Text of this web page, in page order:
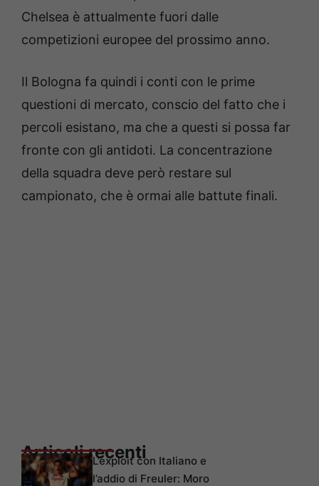
Chelsea è attualmente fuori dalle
competizioni europee del prossimo anno.
Il Bologna fa quindi i conti con le prime
questioni di mercato, conscio del fatto che i
percoli esistano, ma che a questi si possa far
fronte con gli antidoti. La concentrazione
della squadra deve però restare sul
campionato, che è ormai alle battute finali.
Articoli recentiL’exploit con Italiano e
l’addio di Freuler: Moro